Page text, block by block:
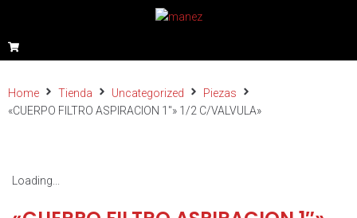
Home Tienda Uncategorized
Piezas
«CUERPO FILTRO ASPIRACION 1″» 1/2 C/VALVULA»
Loading...